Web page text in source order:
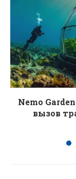
Nemo
вызов